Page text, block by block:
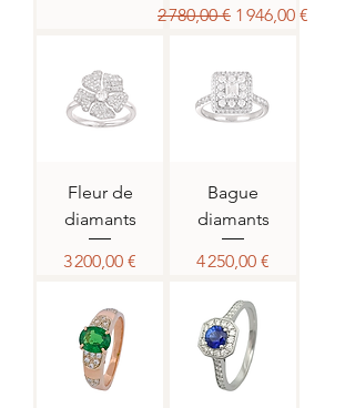
Prix original
2 780,00 € Prix
1 946,00 €
Fleur de
diamants
Prix
3 200,00 €
Bague
diamants
Prix
4 250,00 €